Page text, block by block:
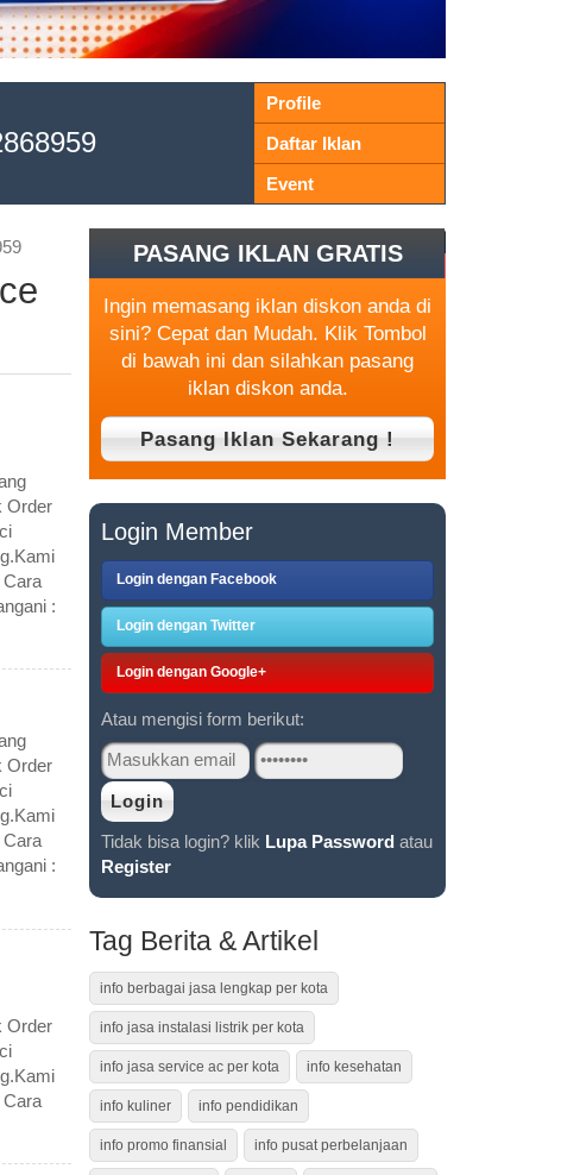
Profile
Daftar Iklan
Event
Order
:
Order
:
Order
PASANG IKLAN GRATIS
Ingin memasang iklan diskon anda di
sini? Cepat dan Mudah. Klik Tombol
di bawah ini dan silahkan pasang
iklan diskon anda.
Login Member
Login dengan Facebook
Login dengan Twitter
Login dengan Google+
Atau mengisi form berikut:
Tidak bisa login? klik Lupa Password atau
Register
Tag Berita & Artikel
info berbagai jasa lengkap per kota
info jasa instalasi listrik per kota
info jasa service ac per kota info kesehatan
info kuliner info pendidikan
info promo finansial info pusat perbelanjaan